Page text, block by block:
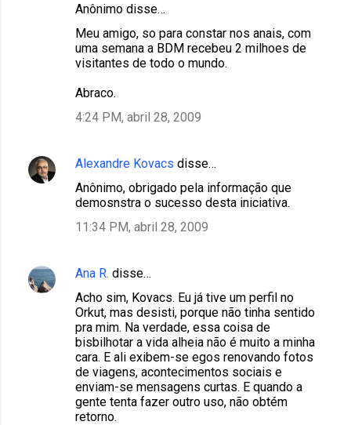
Anônimo disse…
Meu amigo, so para constar nos anais, com
uma semana a BDM recebeu 2 milhoes de
visitantes de todo o mundo.
Abraco.
4:24 PM, abril 28, 2009
Alexandre Kovacs disse…
Anônimo, obrigado pela informação que
demosnstra o sucesso desta iniciativa.
11:34 PM, abril 28, 2009
Ana R. disse…
Acho sim, Kovacs. Eu já tive um perfil no
Orkut, mas desisti, porque não tinha sentido
pra mim. Na verdade, essa coisa de
bisbilhotar a vida alheia não é muito a minha
cara. E ali exibem-se egos renovando fotos
de viagens, acontecimentos sociais e
enviam-se mensagens curtas. E quando a
gente tenta fazer outro uso, não obtém
retorno.